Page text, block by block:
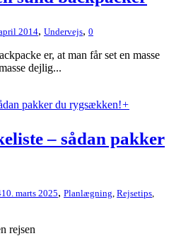
2014, Undervejs, 0
er, at man får set en masse
dejlig...
+
– sådan pakker
10. marts 2025, Planlægning Rejsetips
rejsen